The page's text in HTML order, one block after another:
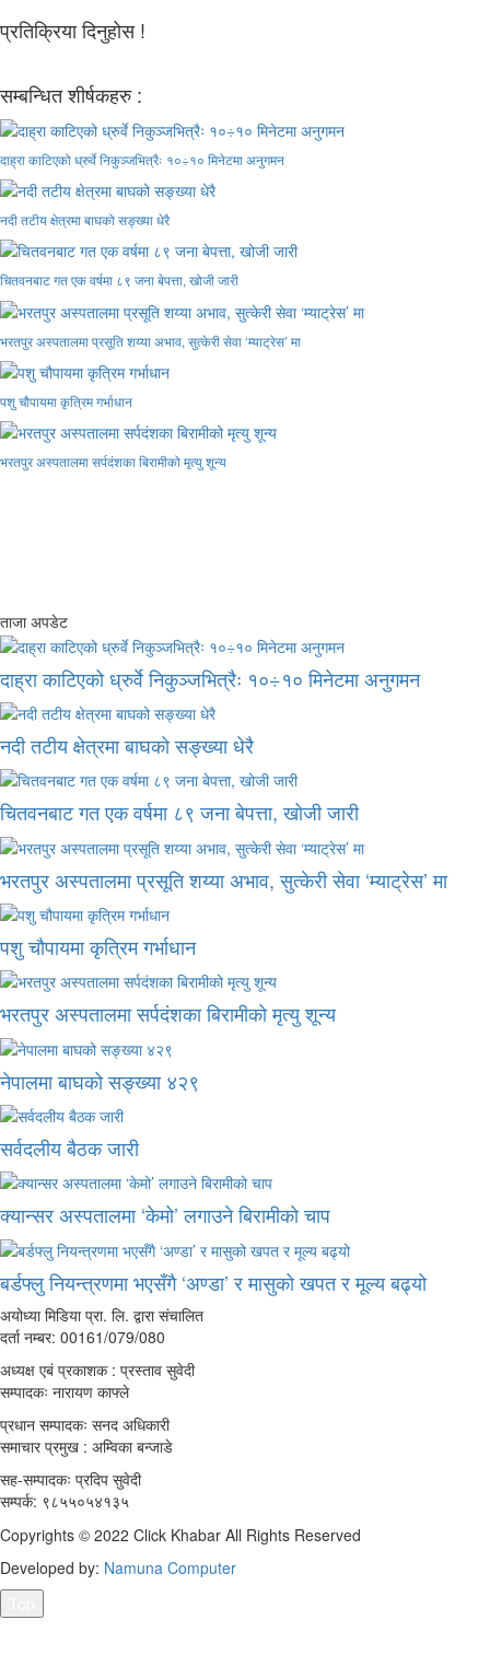
प्रतिक्रिया दिनुहोस !
सम्बन्धित शीर्षकहरु :
दाह्रा काटिएको ध्रुर्वे निकुञ्जभित्रैः १०÷१० मिनेटमा अनुगमन
नदी तटीय क्षेत्रमा बाघको सङ्ख्या धेरै
चितवनबाट गत एक वर्षमा ८९ जना बेपत्ता, खोजी जारी
भरतपुर अस्पतालमा प्रसूति शय्या अभाव, सुत्केरी सेवा ‘म्याट्रेस’ मा
पशु चौपायमा कृत्रिम गर्भाधान
भरतपुर अस्पतालमा सर्पदंशका बिरामीको मृत्यु शून्य
ताजा अपडेट
दाह्रा काटिएको ध्रुर्वे निकुञ्जभित्रैः १०÷१० मिनेटमा अनुगमन
नदी तटीय क्षेत्रमा बाघको सङ्ख्या धेरै
चितवनबाट गत एक वर्षमा ८९ जना बेपत्ता, खोजी जारी
भरतपुर अस्पतालमा प्रसूति शय्या अभाव, सुत्केरी सेवा ‘म्याट्रेस’ मा
पशु चौपायमा कृत्रिम गर्भाधान
भरतपुर अस्पतालमा सर्पदंशका बिरामीको मृत्यु शून्य
नेपालमा बाघको सङ्ख्या ४२९
सर्वदलीय बैठक जारी
क्यान्सर अस्पतालमा ‘केमो’ लगाउने बिरामीको चाप
बर्डफ्लु नियन्त्रणमा भएसँगै ‘अण्डा’ र मासुको खपत र मूल्य बढ्यो
अयोध्या मिडिया प्रा. लि. द्वारा संचालित
दर्ता नम्बर: 00161/079/080
अध्यक्ष एबं प्रकाशक : प्रस्ताव सुवेदी
सम्पादकः नारायण काफ्ले
प्रधान सम्पादकः सनद अधिकारी
समाचार प्रमुख : अम्विका बन्जाडे
सह-सम्पादकः प्रदिप सुवेदी
सम्पर्क: ९८५५०५४१३५
Copyrights © 2022 Click Khabar All Rights Reserved
Developed by: Namuna Computer